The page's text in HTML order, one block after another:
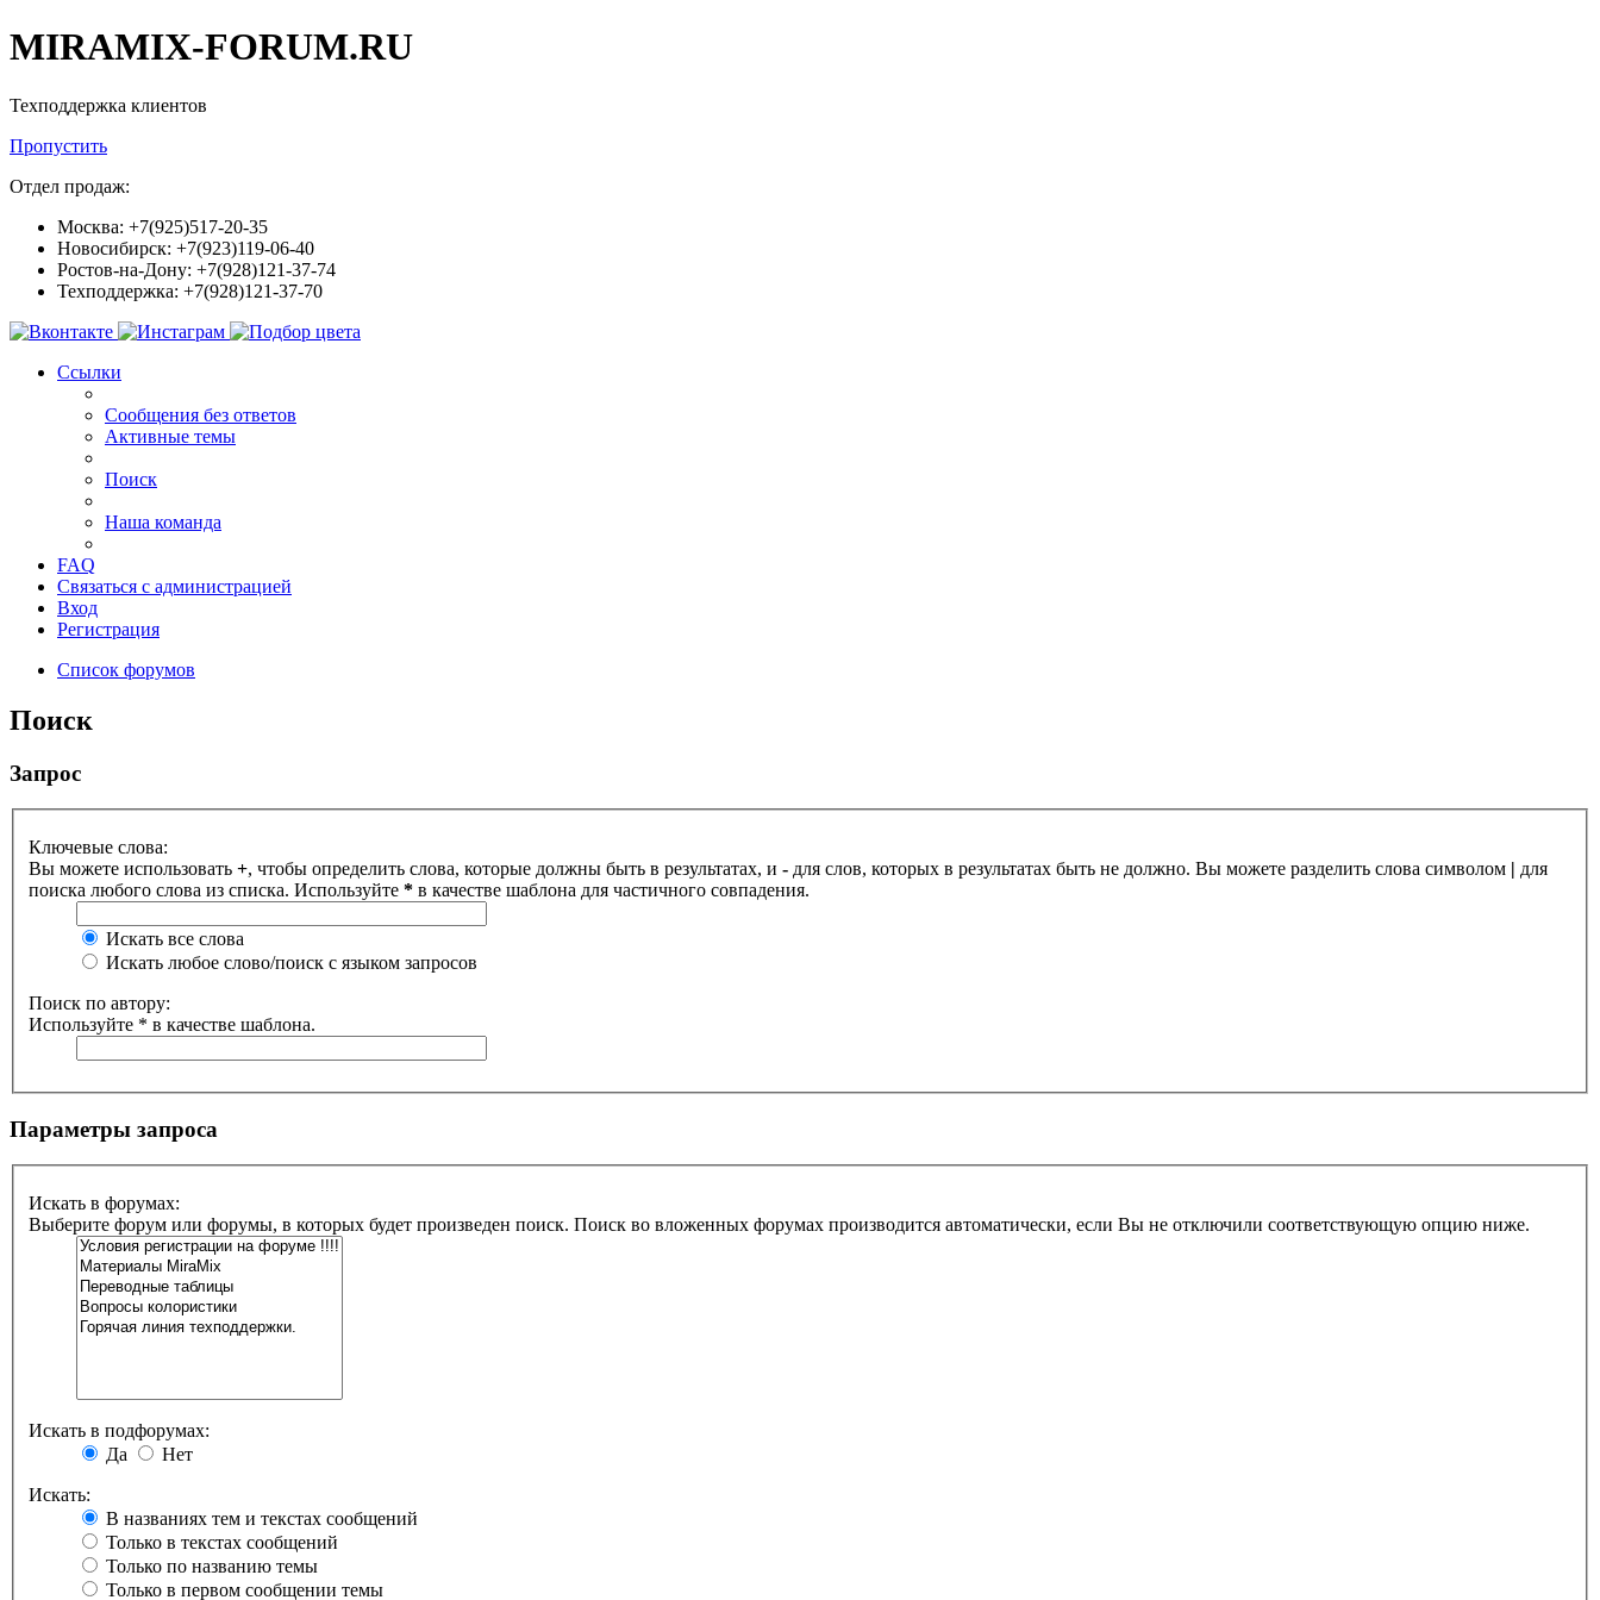
MIRAMIX-FORUM.RU
Техподдержка клиентов
Пропустить
Отдел продаж:
Москва: +7(925)517-20-35
Новосибирск: +7(923)119-06-40
Ростов-на-Дону: +7(928)121-37-74
Техподдержка: +7(928)121-37-70
Ссылки
Сообщения без ответов
Активные темы
Поиск
Наша команда
FAQ
Связаться с администрацией
Вход
Регистрация
Список форумов
Поиск
Запрос
Ключевые слова:
Вы можете использовать +, чтобы определить слова, которые должны быть в результатах, и - для слов, которых в результатах быть не должно. Вы можете разделить слова символом | для
поиска любого слова из списка. Используйте * в качестве шаблона для частичного совпадения.
Искать все слова
Искать любое слово/поиск с языком запросов
Поиск по автору:
Используйте * в качестве шаблона.
Параметры запроса
Искать в форумах:
Выберите форум или форумы, в которых будет произведен поиск. Поиск во вложенных форумах производится автоматически, если Вы не отключили соответствующую опцию ниже.
Искать в подфорумах:
Да
Нет
Искать:
В названиях тем и текстах сообщений
Только в текстах сообщений
Только по названию темы
Только в первом сообщении темы